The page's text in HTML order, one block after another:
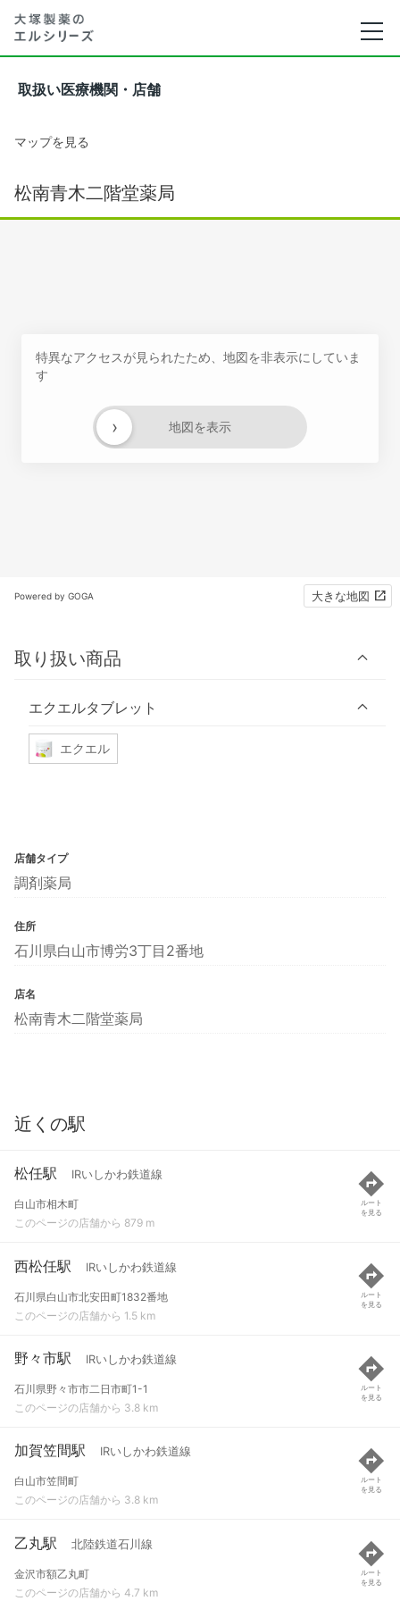
取扱い医療機関・店舗
マップを見る
松南青木二階堂薬局
特異なアクセスが見られたため、地図を非表示にしていま
す
地図を表示
›
Powered by GOGA 大きな地図
取り扱い商品
エクエルタブレット
エクエル
店舗タイプ
調剤薬局
住所
石川県白山市博労3丁目2番地
店名
松南青木二階堂薬局
近くの駅
松任駅 IRいしかわ鉄道線
白山市相木町
このページの店舗から 879 m
ルート
を見る
西松任駅 IRいしかわ鉄道線
石川県白山市北安田町1832番地
このページの店舗から 1.5 km
ルート
を見る
野々市駅 IRいしかわ鉄道線
石川県野々市市二日市町1-1
このページの店舗から 3.8 km
ルート
を見る
加賀笠間駅 IRいしかわ鉄道線
白山市笠間町
このページの店舗から 3.8 km
ルート
を見る
乙丸駅 北陸鉄道石川線
金沢市額乙丸町
このページの店舗から 4.7 km
ルート
を見る